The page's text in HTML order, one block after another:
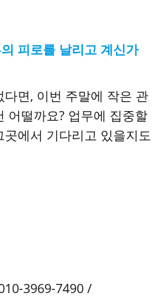
피로를 날리고 계신가
면, 이번 주말에 작은 관
어떨까요? 업무에 집중할
에서 기다리고 있을지도
3969-7490 /